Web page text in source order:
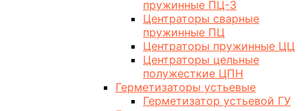
пружинные ПЦ-3
Центраторы сварные
пружинные ПЦ
Центраторы пружинные ЦЦ
Центраторы цельные
полужесткие ЦПН
Герметизаторы устьевые
Герметизатор устьевой ГУ